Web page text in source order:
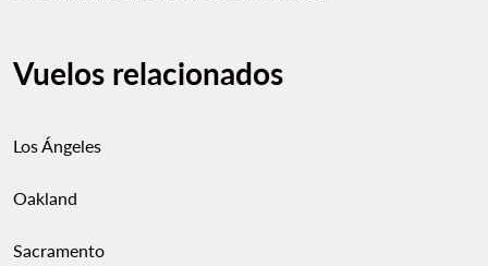
Vuelos relacionados
Los Ángeles
Oakland
Sacramento